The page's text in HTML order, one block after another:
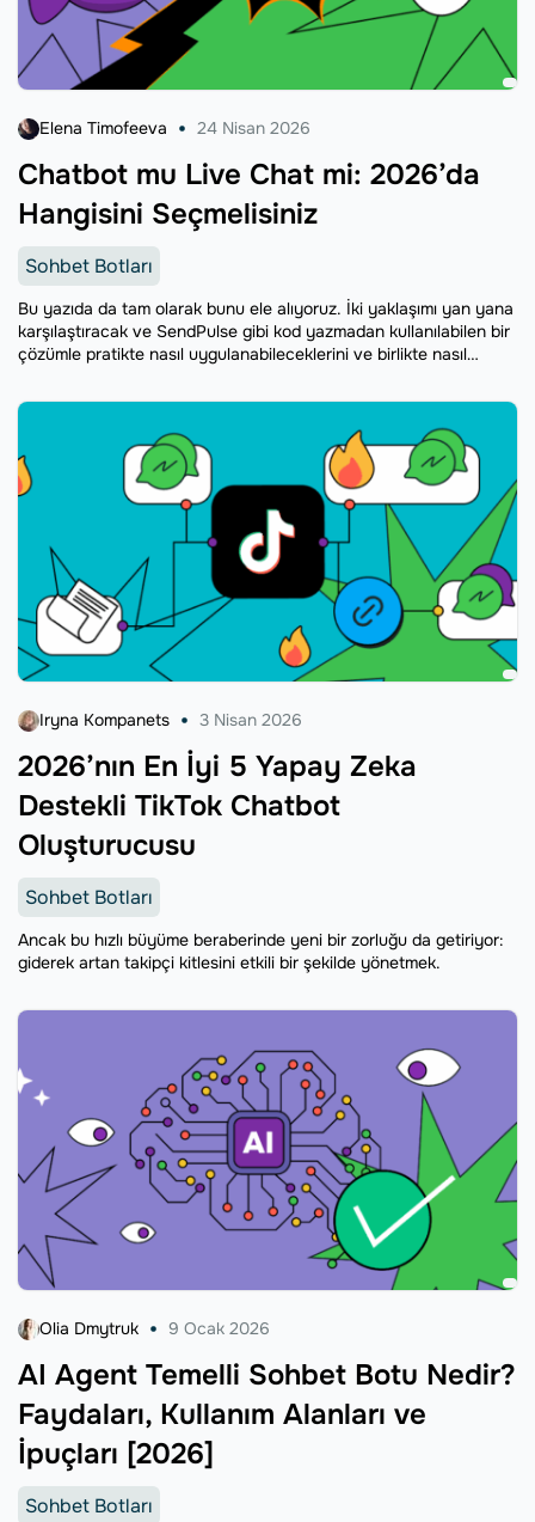
Chatbot mu Live Chat mi: 2026’da
Hangisini Seçmelisiniz
Elena Timofeeva 24 Nisan 2026
Sohbet Botları
Bu yazıda da tam olarak bunu ele alıyoruz. İki yaklaşımı yan yana
karşılaştıracak ve SendPulse gibi kod yazmadan kullanılabilen bir
çözümle pratikte nasıl uygulanabileceklerini ve birlikte nasıl
2026’nın En İyi 5 Yapay Zeka
Destekli TikTok Chatbot
Oluşturucusu
Iryna Kompanets 3 Nisan 2026
Sohbet Botları
Ancak bu hızlı büyüme beraberinde yeni bir zorluğu da getiriyor:
giderek artan takipçi kitlesini etkili bir şekilde yönetmek.
AI Agent Temelli Sohbet Botu Nedir?
Faydaları, Kullanım Alanları ve
İpuçları [2026]
Olia Dmytruk 9 Ocak 2026
Sohbet Botları